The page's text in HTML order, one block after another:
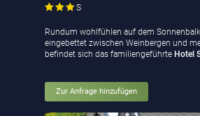
S
Rundum wohlfühlen auf dem
eingebettet zwischen Weinbergen und
befindet sich das familiengeführte Hotel
Zur Anfrage hinzufügen